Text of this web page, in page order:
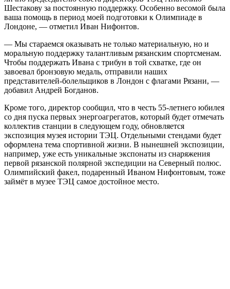
Шестакову за постоянную поддержку. Особенно весомой была
ваша помощь в период моей подготовки к Олимпиаде в
Лондоне, — отметил Иван Нифонтов.
— Мы стараемся оказывать не только материальную, но и
моральную поддержку талантливым рязанским спортсменам.
Чтобы поддержать Ивана с трибун в той схватке, где он
завоевал бронзовую медаль, отправили наших
представителей-болельщиков в Лондон с флагами Рязани, —
добавил Андрей Богданов.
Кроме того, директор сообщил, что в честь 55-летнего юбилея
со дня пуска первых энергоагрегатов, который будет отмечать
коллектив станции в следующем году, обновляется
экспозиция музея истории ТЭЦ. Отдельными стендами будет
оформлена тема спортивной жизни. В нынешней экспозиции,
например, уже есть уникальные экспонаты из снаряжения
первой рязанской полярной экспедиции на Северный полюс.
Олимпийский факел, подаренный Иваном Нифонтовым, тоже
займёт в музее ТЭЦ самое достойное место.